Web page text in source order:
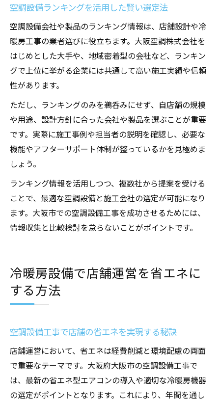
空調設備ランキングを活用した賢い選定法
空調設備会社や製品のランキング情報は、店舗設計や冷
暖房工事の業者選びに役立ちます。大阪空調株式会社を
はじめとした大手や、地域密着型の会社など、ランキン
グで上位に挙がる企業には共通して高い施工実績や信頼
性があります。
ただし、ランキングのみを鵜呑みにせず、自店舗の規模
や用途、設計方針に合った会社や製品を選ぶことが重要
です。実際に施工事例や担当者の説明を確認し、必要な
機能やアフターサポート体制が整っているかを見極めま
しょう。
ランキング情報を活用しつつ、複数社から提案を受ける
ことで、最適な空調設備と施工会社の選定が可能になり
ます。大阪市での空調設備工事を成功させるためには、
情報収集と比較検討を怠らないことがポイントです。
冷暖房設備で店舗運営を省エネに
する方法
空調設備工事で店舗の省エネを実現する秘訣
店舗運営において、省エネは経費削減と環境配慮の両面
で重要なテーマです。大阪府大阪市の空調設備工事で
は、最新の省エネ型エアコンの導入や適切な冷暖房機器
の選定がポイントとなります。これにより、年間を通し